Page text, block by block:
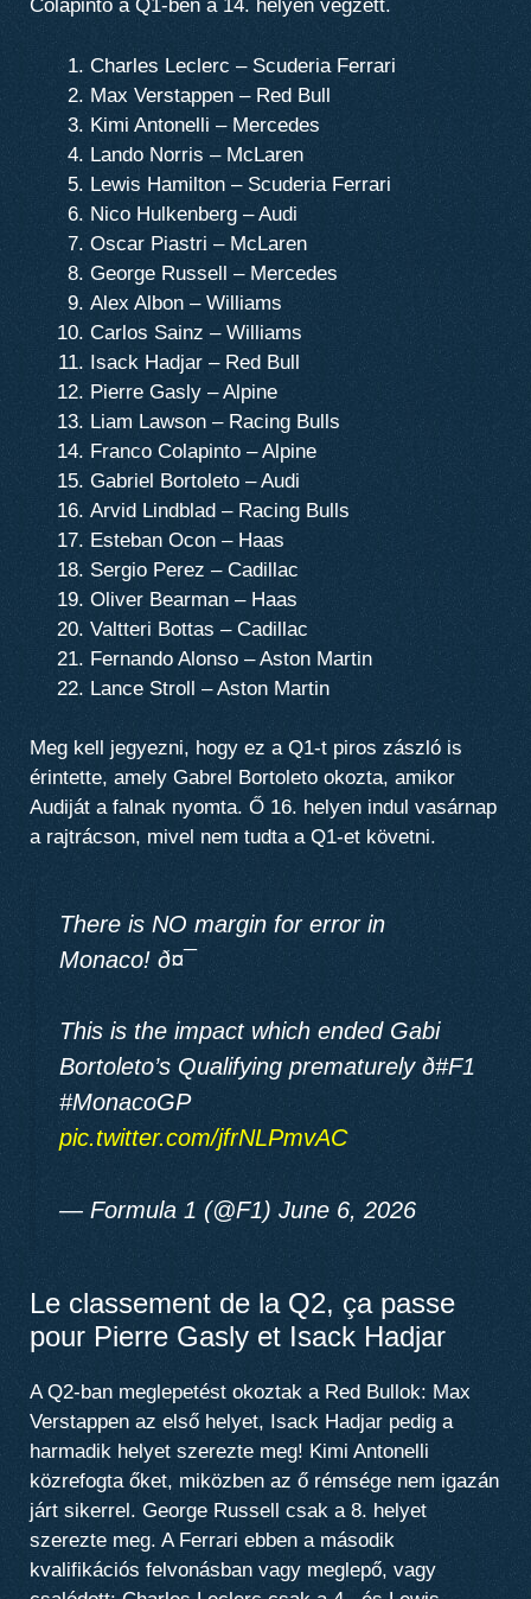
Colapinto a Q1-ben a 14. helyen végzett.
Charles Leclerc – Scuderia Ferrari
Max Verstappen – Red Bull
Kimi Antonelli – Mercedes
Lando Norris – McLaren
Lewis Hamilton – Scuderia Ferrari
Nico Hulkenberg – Audi
Oscar Piastri – McLaren
George Russell – Mercedes
Alex Albon – Williams
Carlos Sainz – Williams
Isack Hadjar – Red Bull
Pierre Gasly – Alpine
Liam Lawson – Racing Bulls
Franco Colapinto – Alpine
Gabriel Bortoleto – Audi
Arvid Lindblad – Racing Bulls
Esteban Ocon – Haas
Sergio Perez – Cadillac
Oliver Bearman – Haas
Valtteri Bottas – Cadillac
Fernando Alonso – Aston Martin
Lance Stroll – Aston Martin
Meg kell jegyezni, hogy ez a Q1-t piros zászló is
érintette, amely Gabrel Bortoleto okozta, amikor
Audiját a falnak nyomta. Ő 16. helyen indul vasárnap
a rajtrácson, mivel nem tudta a Q1-et követni.
There is NO margin for error in
Monaco! ð¤¯
This is the impact which ended Gabi
Bortoleto’s Qualifying prematurely ð#F1
#MonacoGP
pic.twitter.com/jfrNLPmvAC
— Formula 1 (@F1) June 6, 2026
Le classement de la Q2, ça passe
pour Pierre Gasly et Isack Hadjar
A Q2-ban meglepetést okoztak a Red Bullok: Max
Verstappen az első helyet, Isack Hadjar pedig a
harmadik helyet szerezte meg! Kimi Antonelli
közrefogta őket, miközben az ő rémsége nem igazán
járt sikerrel. George Russell csak a 8. helyet
szerezte meg. A Ferrari ebben a második
kvalifikációs felvonásban vagy meglepő, vagy